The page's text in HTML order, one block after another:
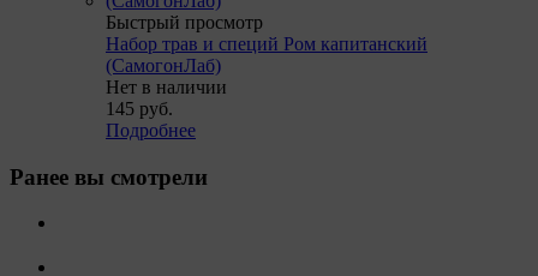
Быстрый просмотр
Набор трав и специй Ром капитанский
(СамогонЛаб)
Нет в наличии
145 руб.
Подробнее
Ранее вы смотрели